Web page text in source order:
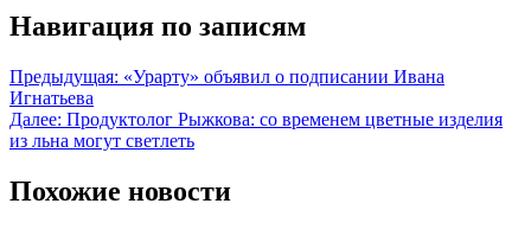
Навигация по записям
Предыдущая: «Урарту» объявил о подписании Ивана
Игнатьева
Далее: Продуктолог Рыжкова: со временем цветные изделия
из льна могут светлеть
Похожие новости